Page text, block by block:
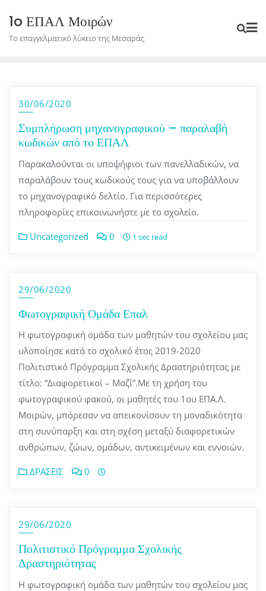
content
1o ΕΠΑΛ Μοιρών
Το επαγγελματικό λύκειο της Μεσαράς
30/06/2020
Συμπλήρωση μηχανογραφικού – παραλαβή
κωδικών από το ΕΠΑΛ
Παρακαλούνται οι υποψήφιοι των πανελλαδικών, να
παραλάβουν τους κωδικούς τους για να υποβάλλουν
το μηχανογραφικό δελτίο. Για περισσότερες
πληροφορίες επικοινωνήστε με το σχολείο.
Uncategorized 0 1 sec read
29/06/2020
Φωτογραφική Ομάδα Επαλ
Η φωτογραφική ομάδα των μαθητών του σχολείου μας
υλοποίησε κατά το σχολικό έτος 2019-2020
Πολιτιστικό Πρόγραμμα Σχολικής Δραστηριότητας με
τίτλο: “Διαφορετικοί – Μαζί”.Με τη χρήση του
φωτογραφικού φακού, οι μαθητές του 1ου ΕΠΑ.Λ.
Μοιρών, μπόρεσαν να απεικονίσουν τη μοναδικότητα
στη συνύπαρξη και στη σχέση μεταξύ διαφορετικών
ανθρώπων, ζώων, ομάδων, αντικειμένων και εννοιών.
ΔΡΑΣΕΙΣ 0
29/06/2020
Πολιτιστικό Πρόγραμμα Σχολικής
Δραστηριότητας
Η φωτογραφική ομάδα των μαθητών του σχολείου μας